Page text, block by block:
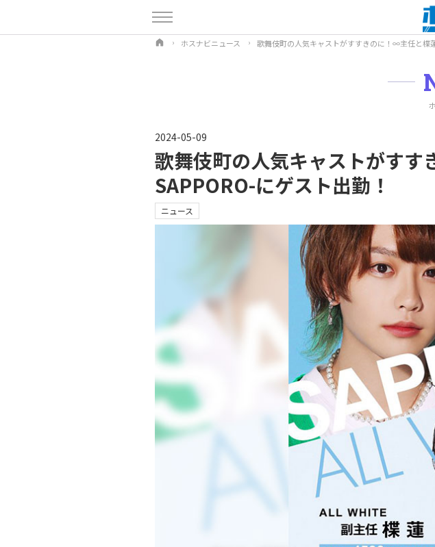
ホスナビニュース 歌舞伎町の人気キャストがすすきのに！∞主任と楪
2024-05-09
歌舞伎町の人気キャストがす
SAPPORO-にゲスト出勤！
ニュース